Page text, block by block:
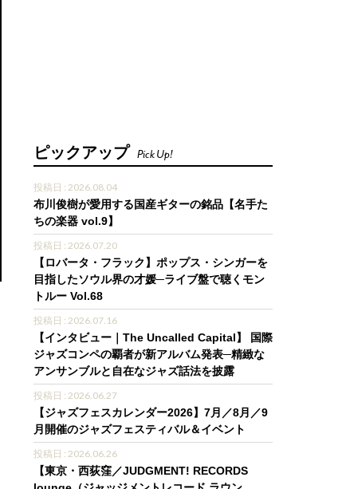
ピックアップ Pick Up!
投稿日 : 2026.08.04
布川俊樹が愛用する国産ギターの銘品【名手た
ちの楽器 vol.9】
投稿日 : 2026.07.20
【ロバータ・フラック】ポップス・シンガーを
目指したソウル界の才媛─ライブ盤で聴くモン
トルー Vol.68
投稿日 : 2026.07.16
【インタビュー｜The Uncalled Capital】 国際
ジャズコンペの覇者が新アルバム発表─精緻な
アンサンブルと自在なジャズ話法を披露
投稿日 : 2026.06.27
【ジャズフェスカレンダー2026】7月／8月／9
月開催のジャズフェスティバル＆イベント
投稿日 : 2026.06.26
【東京・西荻窪／JUDGMENT! RECORDS